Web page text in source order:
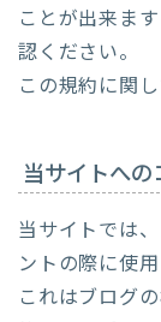
ことが出来ま
認ください。
この規約に関
当サイトへの
当サイトでは
ントの際に使
これはブログ